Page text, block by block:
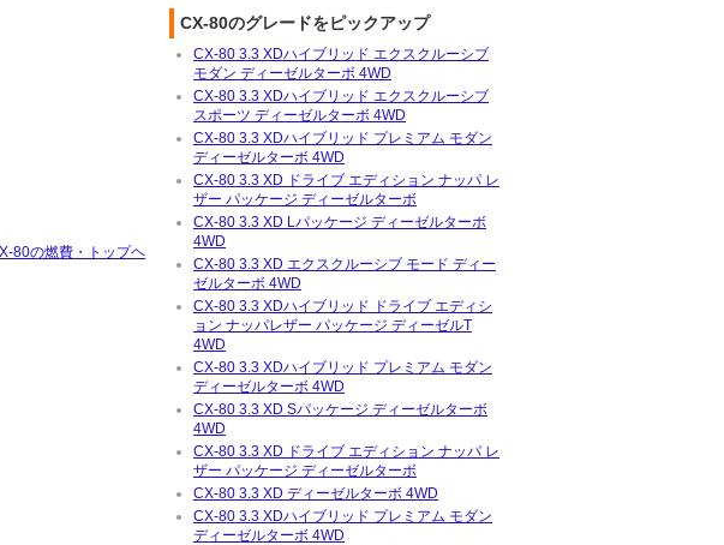
80の燃費・トップヘ
CX-80のグレードをピックアップ
CX-80 3.3 XDハイブリッド エクスクルーシブ
モダン ディーゼルターボ 4WD
CX-80 3.3 XDハイブリッド エクスクルーシブ
スポーツ ディーゼルターボ 4WD
CX-80 3.3 XDハイブリッド プレミアム モダン
ディーゼルターボ 4WD
CX-80 3.3 XD ドライブ エディション ナッパ レ
ザー パッケージ ディーゼルターボ
CX-80 3.3 XD Lパッケージ ディーゼルターボ
4WD
CX-80 3.3 XD エクスクルーシブ モード ディー
ゼルターボ 4WD
CX-80 3.3 XDハイブリッド ドライブ エディシ
ョン ナッパレザー パッケージ ディーゼルT
4WD
CX-80 3.3 XDハイブリッド プレミアム モダン
ディーゼルターボ 4WD
CX-80 3.3 XD Sパッケージ ディーゼルターボ
4WD
CX-80 3.3 XD ドライブ エディション ナッパ レ
ザー パッケージ ディーゼルターボ
CX-80 3.3 XD ディーゼルターボ 4WD
CX-80 3.3 XDハイブリッド プレミアム モダン
ディーゼルターボ 4WD